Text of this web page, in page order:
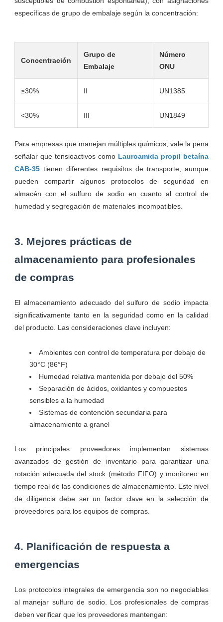
específicas de grupo de embalaje según la concentración:
Concentración
Grupo de
Embalaje
Número
ONU
≥30% II UN1385
<30% III UN1849
Para empresas que manejan múltiples químicos, vale la pena
señalar que tensioactivos como Lauroamida propil betaína
CAB-35tienen diferentes requisitos de transporte, aunque
pueden compartir algunos protocolos de seguridad en
almacén con el sulfuro de sodio en cuanto al control de
humedad y segregación de materiales incompatibles.
3. Mejores prácticas de
almacenamiento para profesionales
de compras
El almacenamiento adecuado del sulfuro de sodio impacta
significativamente tanto en la seguridad como en la calidad
del producto. Las consideraciones clave incluyen:
Ambientes con control de temperatura por debajo de
30°C (86°F)
Humedad relativa mantenida por debajo del 50%
Separación de ácidos, oxidantes y compuestos
sensibles a la humedad
Sistemas de contención secundaria para
almacenamiento a granel
Los principales proveedores implementan sistemas
avanzados de gestión de inventario para garantizar una
rotación adecuada del stock (método FIFO) y monitoreo en
tiempo real de las condiciones de almacenamiento. Este nivel
de diligencia debe ser un factor clave en la selección de
proveedores para los equipos de compras.
4. Planificación de respuesta a
emergencias
Los protocolos integrales de emergencia son no negociables
al manejar sulfuro de sodio. Los profesionales de compras
deben verificar que los proveedores mantengan: